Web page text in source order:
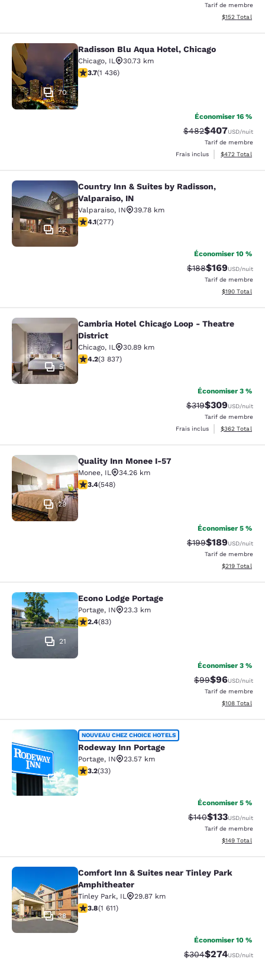
Tarif de membre
Afficher les
$152 Total
Radisson Blu Aqua Hotel, Chicago
70
Radisson Blu Aqua Hotel, Chicago
Chicago, IL
30.73 km
3.66 étoiles. Bien. 1436 commentaires
3.7(1 436)
Économiser 16 %
Tarif barré :
$482Tarif réduit :
$407USD/nuit
Tarif de membre
Frais inclus
Afficher les
$472 Total
Country Inn & Suites by Radisson,
22
Country Inn & Suites by Radisson,
Valparaiso, IN
Valparaiso, IN
39.78 km
4.14 étoiles. Très bon. 277 commentaires
4.1(277)
Économiser 10 %
Tarif barré :
$188Tarif réduit :
$169USD/nuit
Tarif de membre
Afficher les
$190 Total
Cambria Hotel Chicago Loop -
51
Cambria Hotel Chicago Loop - Theatre
District
Chicago, IL
30.89 km
4.21 étoiles. Excellent. 3837 commentaires
4.2(3 837)
Économiser 3 %
Tarif barré :
$319Tarif réduit :
$309USD/nuit
Tarif de membre
Frais inclus
Afficher les
$362 Total
Quality Inn Monee I-57
29
Quality Inn Monee I-57
Monee, IL
34.26 km
3.43 étoiles. Bien. 548 commentaires
3.4(548)
Économiser 5 %
Tarif barré :
$199Tarif réduit :
$189USD/nuit
Tarif de membre
Afficher les
$219 Total
Econo Lodge Portage
21
Econo Lodge Portage
Portage, IN
23.3 km
2.35 étoiles. Moyen. 83 commentaires
2.4(83)
Économiser 3 %
Tarif barré :
$99Tarif réduit :
$96USD/nuit
Tarif de membre
Afficher les
$108 Total
Rodeway Inn Portage
2
NOUVEAU CHEZ CHOICE HOTELS
Rodeway Inn Portage
Portage, IN
23.57 km
3.18 étoiles. Bien. 33 commentaires
3.2(33)
Économiser 5 %
Tarif barré :
$140Tarif réduit :
$133USD/nuit
Tarif de membre
Afficher les
$149 Total
Comfort Inn & Suites near Tinley
38
Comfort Inn & Suites near Tinley Park
Amphitheater
Tinley Park, IL
29.87 km
3.8 étoiles. Bien. 1611 commentaires
3.8(1 611)
Économiser 10 %
Tarif barré :
$304Tarif réduit :
$274USD/nuit